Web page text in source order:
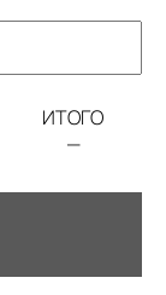
ИТОГО
—